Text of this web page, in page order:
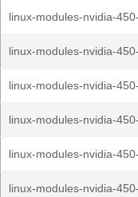
linux-modules-nvidia-
linux-modules-nvidia-
linux-modules-nvidia-
linux-modules-nvidia-
linux-modules-nvidia-
linux-modules-nvidia-